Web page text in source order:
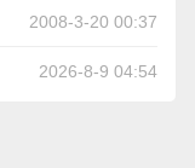
2008-3-20 00:37
2026-8-9 04:54